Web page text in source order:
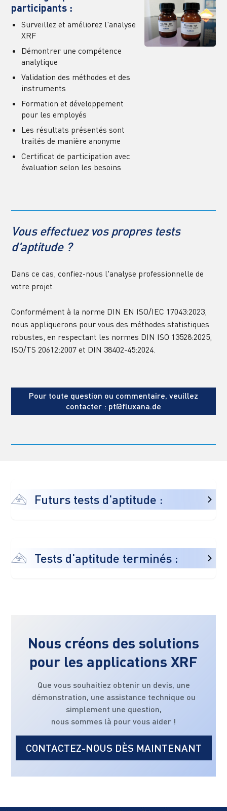
participants :
Surveillez et améliorez l'analyse
XRF
Démontrer une compétence
analytique
Validation des méthodes et des
instruments
Formation et développement
pour les employés
Les résultats présentés sont
traités de manière anonyme
Certificat de participation avec
évaluation selon les besoins
Vous effectuez vos propres tests
d'aptitude ?
Dans ce cas, confiez-nous l'analyse professionnelle de
votre projet.
Conformément à la norme DIN EN ISO/IEC 17043:2023,
nous appliquerons pour vous des méthodes statistiques
robustes, en respectant les normes DIN ISO 13528:2025,
ISO/TS 20612:2007 et DIN 38402-45:2024.
Pour toute question ou commentaire, veuillez
contacter : pt@fluxana.de
Futurs tests d'aptitude :
Tests d'aptitude terminés :
Nous créons des solutions
pour les applications XRF
Que vous souhaitiez obtenir un devis, une
démonstration, une assistance technique ou
simplement une question,
nous sommes là pour vous aider !
CONTACTEZ-NOUS DÈS MAINTENANT